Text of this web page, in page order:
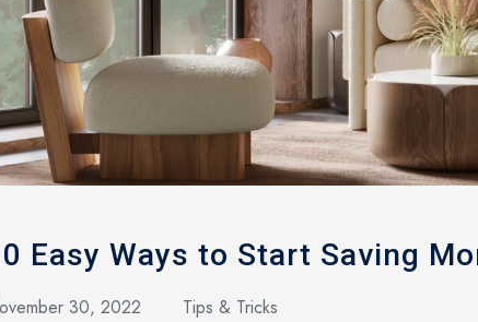
Easy Ways to Start Saving
30, 2022 Tips & Tricks